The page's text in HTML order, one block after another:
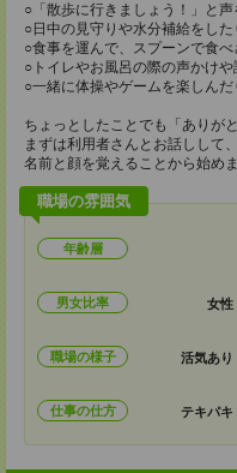
○「散歩に行きましょう！」と
○日中の見守りや水分補給をした
○食事を運んで、スプーンで食べ
○トイレやお風呂の際の声かけや
○一緒に体操やゲームを楽しんだ
ちょっとしたことでも「ありが
まずは利用者さんとお話しして、
名前と顔を覚えることから始め
職場の雰囲気
年齢層
男女比率 女性
職場の様子 活気あり
仕事の仕方 テキパキ